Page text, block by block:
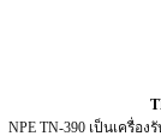
NPE TN-390 เป็นเครื่อ